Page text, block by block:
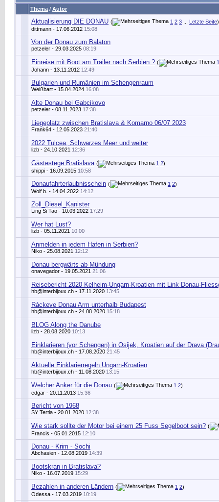
Thema / Autor
Aktualisierung DIE DONAU ( 1 2 3 Letzte Seite)
dittmann - 17.06.2012 15:08
Von der Donau zum Balaton
petzeler - 29.03.2025 08:19
Einreise mit Boot am Trailer nach Serbien ? (
1
Johann - 13.11.2012 12:49
Bulgarien und Rumänien im Schengenraum
Weißbart - 15.04.2024 16:08
Alte Donau bei Gabcikovo
petzeler - 08.11.2023 17:38
Liegeplatz zwischen Bratislava & Komarno 06/07 2023
Frank64 - 12.05.2023 21:40
2022 Tulcea, Schwarzes Meer und weiter
lizb - 24.10.2021 12:36
Gästestege Bratislava ( 1 2)
shippi - 16.09.2015 10:58
Donaufahrterlaubnisschein ( 1 2)
Wolf b. - 14.04.2022 14:12
Zoll_Diesel_Kanister
Ling Si Tao - 10.03.2022 17:29
Wer hat Lust?
lizb - 05.11.2021 10:00
Anmelden in jedem Hafen in Serbien?
Niko - 25.08.2021 12:12
Donau bergwärts ab Mündung
onavegador - 19.05.2021 21:06
Reisebericht 2020 Kelheim-Ungarn-Kroatien mit Link Donau-
hb@interbijoux.ch - 17.11.2020 13:45
Ráckeve Donau Arm unterhalb Budapest
hb@interbijoux.ch - 24.08.2020 15:18
BLOG Along the Danube
lizb - 28.08.2020 10:13
Einklarieren (vor Schengen) in Osijek, Kroatien auf der Drava
hb@interbijoux.ch - 17.08.2020 21:45
Aktuelle Einklarierregeln Ungarn-Kroatien
hb@interbijoux.ch - 11.08.2020 13:15
Welcher Anker für die Donau ( 1 2)
edgar - 20.11.2013 15:36
Bericht von 1968
SY Tertia - 20.01.2020 12:38
Wie stark sollte der Motor bei einem 25 Fuss Segelboot sein? (
Francis - 05.01.2015 12:10
Donau - Krim - Sochi
Abchasien - 12.08.2019 14:39
Bootskran in Bratislava?
Niko - 16.07.2019 15:29
Bezahlen in anderen Ländern ( 1 2)
Odessa - 17.03.2019 10:19